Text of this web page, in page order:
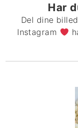
Har
Del dine
Instagram